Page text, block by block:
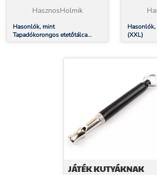
HasznosHolmik
Hasonlók, mint
Tapadókorongos etetőtálca
kutyáknak (kék)
Hasonlók,
(XXL)
JÁTÉK KUTYÁKNAK